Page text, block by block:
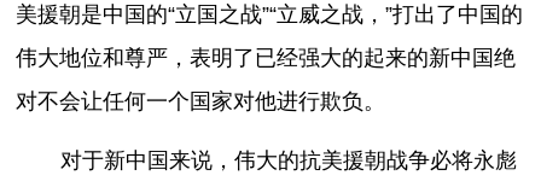
美援朝是中国的“立国之战”“立威之战，”打出了中国的
伟大地位和尊严，表明了已经强大的起来的新中国绝
对不会让任何一个国家对他进行欺负。
对于新中国来说，伟大的抗美援朝战争必将永彪